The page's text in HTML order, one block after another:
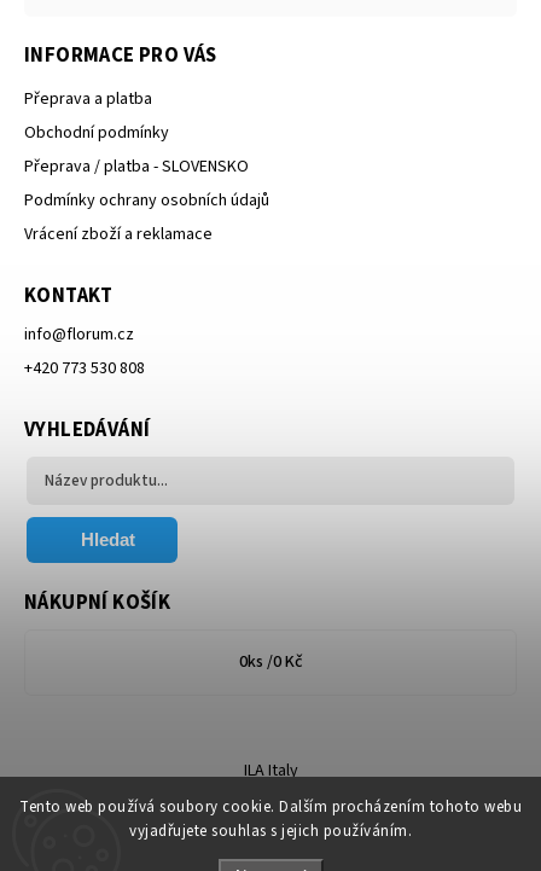
Tento web používá soubory cookie. Dalším procházením tohoto webu
vyjadřujete souhlas s jejich používáním.
INFORMACE PRO VÁS
Přeprava a platba
Obchodní podmínky
Přeprava / platba - SLOVENSKO
Podmínky ochrany osobních údajů
Vrácení zboží a reklamace
KONTAKT
info@florum.cz
+420 773 530 808
VYHLEDÁVÁNÍ
Hledat
NÁKUPNÍ KOŠÍK
0ks /0 Kč
ILA Italy